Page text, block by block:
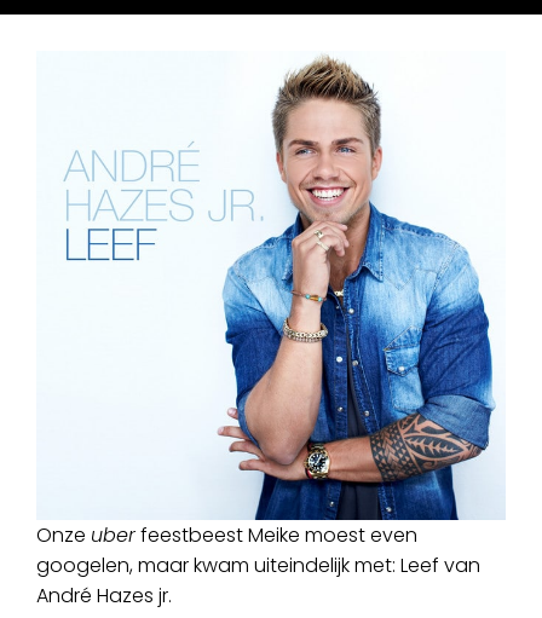
Onze uberfeestbeest Meike moest even
googelen, maar kwam uiteindelijk met: Leef van
André Hazes jr.